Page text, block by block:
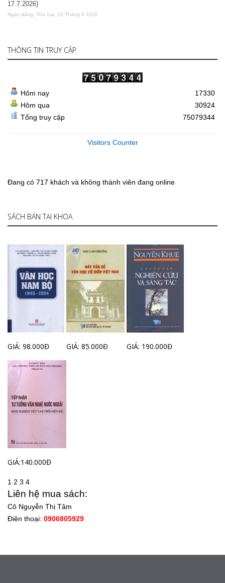
17.7.2026)
Ngày đăng: Thứ hai, 22 Tháng 6 2026
THÔNG TIN TRUY CẬP
Hôm nay
Hôm qua
Tổng truy cập
17330
30924
75079344
Visitors Counter
Đang có 717 khách và không thành viên đang online
SÁCH BÁN TẠI KHOA
GIÁ: 98.000Đ GIÁ: 85.000Đ GIÁ: 190.000Đ
GIÁ:140.000Đ
1 2 3 4
Liên hệ mua sách:
Cô Nguyễn Thị Tâm
Điện thoại: 0906805929